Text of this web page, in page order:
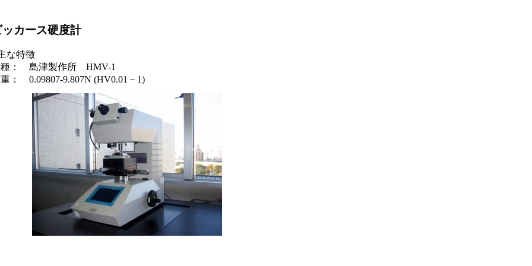
ッカース硬度計
な特徴
種： 島津製作所 HMV-1
： 0.09807-9.807N (HV0.01－1)